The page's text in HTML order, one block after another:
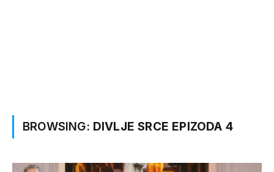
BROWSING: DIVLJE SRCE EPIZODA 4